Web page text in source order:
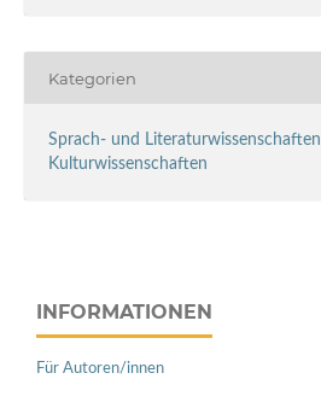
Kategorien
Sprach- und Literaturwissenschaften
Kulturwissenschaften
INFORMATIONEN
Für Autoren/innen